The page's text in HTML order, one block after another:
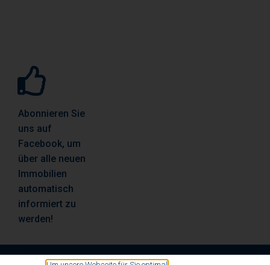
Abonnieren Sie
uns auf
Facebook, um
über alle neuen
Immobilien
automatisch
informiert zu
werden!